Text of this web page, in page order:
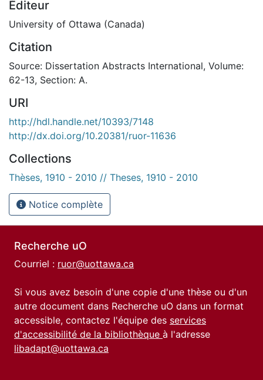
Éditeur
University of Ottawa (Canada)
Citation
Source: Dissertation Abstracts International, Volume:
62-13, Section: A.
URI
http://hdl.handle.net/10393/7148
http://dx.doi.org/10.20381/ruor-11636
Collections
Thèses, 1910 - 2010 // Theses, 1910 - 2010
Notice complète
Recherche uO
Courriel : ruor@uottawa.ca
Si vous avez besoin d'une copie d'une thèse ou d'un
autre document dans Recherche uO dans un format
accessible, contactez l'équipe des services
d'accessibilité de la bibliothèque à l'adresse
libadapt@uottawa.ca